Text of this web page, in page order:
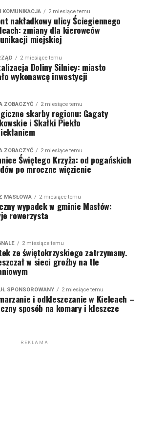
KOMUNIKACJA 2 miesiące temu
nakładkowy ulicy Ściegiennego
zmiany dla kierowców
miejskiej
2 miesiące temu
Doliny Silnicy: miasto
wykonawcę inwestycji
ZOBACZYĆ 2 miesiące temu
skarby regionu: Gagaty
i Skałki Piekło
ZOBACZYĆ 2 miesiące temu
Świętego Krzyża: od pogańskich
po mroczne więzienie
MASŁOWA 2 miesiące temu
wypadek w gminie Masłów:
rowerzysta
2 miesiące temu
ze świętokrzyskiego zatrzymany.
w sieci groźby na tle
SPONSOROWANY 2 miesiące temu
i odkleszczanie w Kielcach –
sposób na komary i kleszcze
REKLAMA